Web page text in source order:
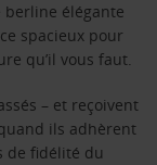
berline élégante
spacieux pour
qu’il vous faut.
– et reçoivent
ils adhèrent
de fidélité du